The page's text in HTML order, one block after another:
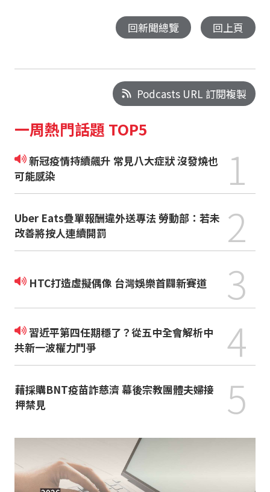
回新聞總覽 回上頁
Podcasts URL 訂閱複製
一周熱門話題 TOP5
新冠疫情持續飆升 常見八大症狀 沒發燒也
可能感染
1
Uber Eats疊單報酬違外送專法 勞動部：若未
改善將按人連續開罰
2
HTC打造虛擬偶像 台灣娛樂首闢新賽道 3
習近平第四任期穩了？從五中全會解析中
共新一波權力鬥爭
4
藉採購BNT疫苗詐慈濟 幕後宗教團體夫婦接
押禁見
5